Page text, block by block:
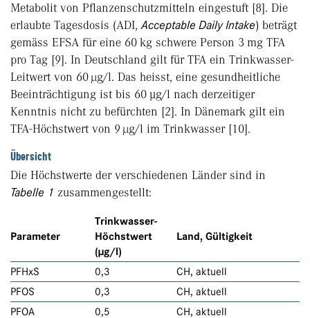
Metabolit von Pflanzenschutzmitteln eingestuft [8]. Die
erlaubte Tagesdosis (ADI,Acceptable Daily In­take) beträgt
gemäss EFSA für eine 60 kg schwere Person 3 mg TFA
pro Tag [9]. In Deutschland gilt für TFA ein Trinkwasser-
Leitwert von 60 µg/l. Das heisst, eine gesundheitliche
Beeinträchtigung ist bis 60 μg/l nach derzeitiger
Kenntnis nicht zu befürchten [2]. In Dänemark gilt ein
TFA-Höchstwert von 9 µg/l im Trink­wasser [10].
Übersicht
Die Höchstwerte der verschiedenen Länder sind in
Tabelle 1 zusammengestellt:
Parameter
Trinkwasser-
Höchstwert
(µg/l)
Land, Gültigkeit
PFHxS 0,3
CH, aktuell
PFOS
0,3
CH, aktuell
PFOA
0,5 CH, aktuell